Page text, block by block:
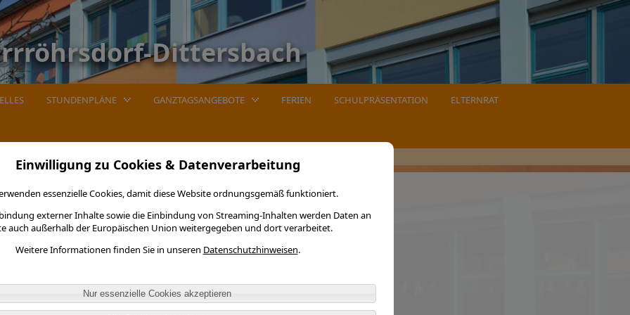
Einwilligung zu Cookies & Datenverarbeitung
essenzielle Cookies, damit diese Website ordnungsgemäß funktioniert.
externer Inhalte sowie die Einbindung von Streaming-Inhalten werden Daten an
auch außerhalb der Europäischen Union weitergegeben und dort verarbeitet.
Weitere Informationen finden Sie in unseren Datenschutzhinweisen.
Nur essenzielle Cookies akzeptieren
Dittersbach
STUNDENPLÄNE GANZTAGSANGEBOTE FERIEN SCHULPRÄSENTATION ELTERNRAT
Dürrröhrsdorf - Dittersbach